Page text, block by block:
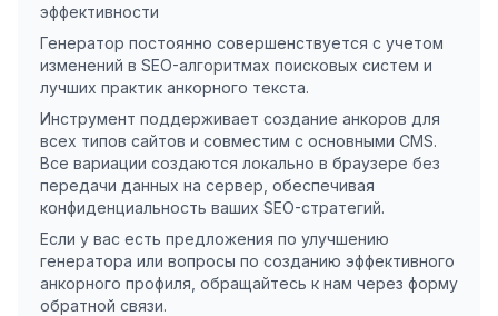
эффективности
Генератор постоянно совершенствуется с учетом
изменений в SEO-алгоритмах поисковых систем и
лучших практик анкорного текста.
Инструмент поддерживает создание анкоров для
всех типов сайтов и совместим с основными CMS.
Все вариации создаются локально в браузере без
передачи данных на сервер, обеспечивая
конфиденциальность ваших SEO-стратегий.
Если у вас есть предложения по улучшению
генератора или вопросы по созданию эффективного
анкорного профиля, обращайтесь к нам через форму
обратной связи.